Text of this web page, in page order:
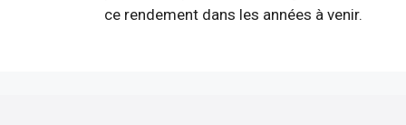
ce rendement dans les années à venir.